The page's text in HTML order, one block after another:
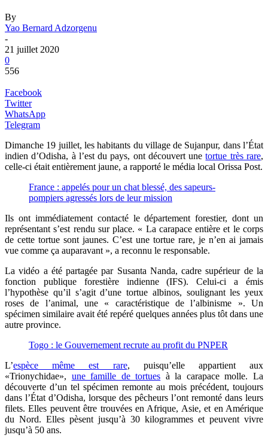
By
Yao Bernard Adzorgenu
-
21 juillet 2020
0
556
Facebook
Twitter
WhatsApp
Telegram
Dimanche 19 juillet, les habitants du village de Sujanpur, dans l’État
indien d’Odisha, à l’est du pays, ont découvert unetortue très rare,
celle-ci était entièrement jaune, a rapporté le média local Orissa Post.
France : appelés pour un chat blessé, des sapeurs-
pompiers agressés lors de leur mission
Ils ont immédiatement contacté le département forestier, dont un
représentant s’est rendu sur place. « La carapace entière et le corps
de cette tortue sont jaunes. C’est une tortue rare, je n’en ai jamais
vue comme ça auparavant », a reconnu le responsable.
La vidéo a été partagée par Susanta Nanda, cadre supérieur de la
fonction publique forestière indienne (IFS). Celui-ci a émis
l’hypothèse qu’il s’agit d’une tortue albinos, soulignant les yeux
roses de l’animal, une « caractéristique de l’albinisme ». Un
spécimen similaire avait été repéré quelques années plus tôt dans une
autre province.
Togo : le Gouvernement recrute au profit du PNPER
L’espèce même est rare, puisqu’elle appartient aux
«Trionychidae», une famille de tortues à la carapace molle. La
découverte d’un tel spécimen remonte au mois précédent, toujours
dans l’État d’Odisha, lorsque des pêcheurs l’ont remonté dans leurs
filets. Elles peuvent être trouvées en Afrique, Asie, et en Amérique
du Nord. Elles pèsent jusqu’à 30 kilogrammes et peuvent vivre
jusqu’à 50 ans.